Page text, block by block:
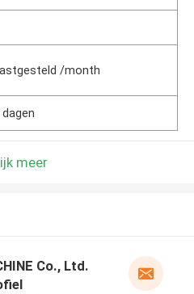
/month
meer
Co., Ltd.